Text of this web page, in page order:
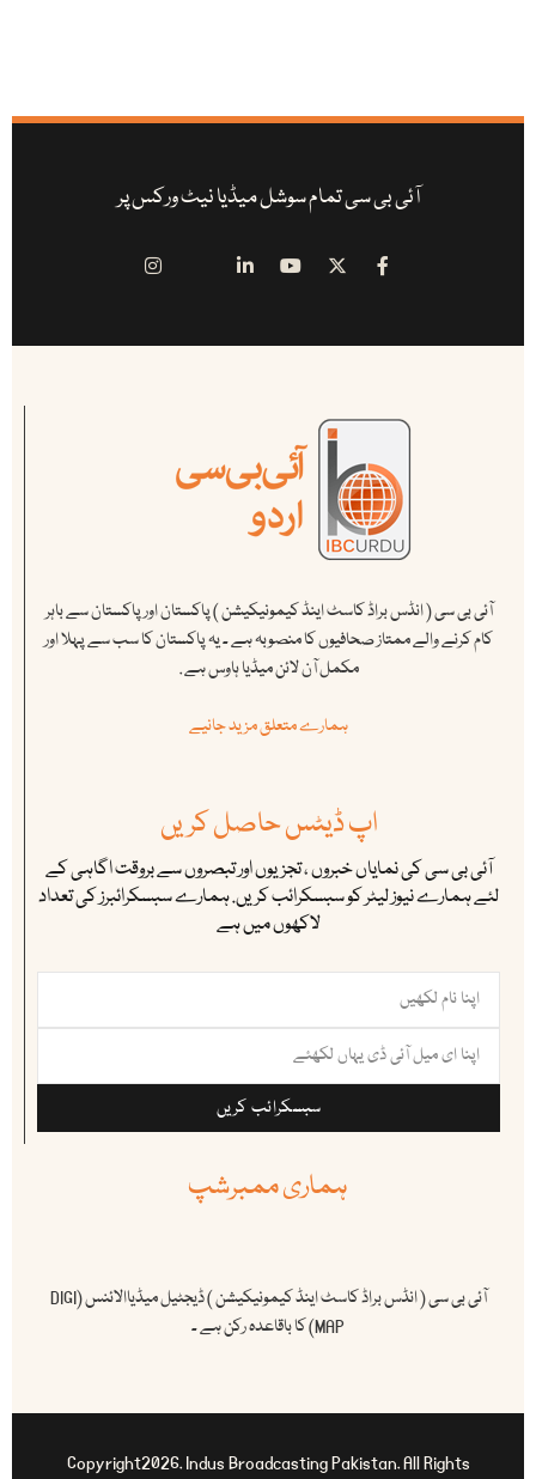
آئی بی سی تمام سوشل میڈیا نیٹ ورکس پر
آئی بی سی ( انڈس براڈ کاسٹ اینڈ کیمونیکیشن ) پاکستان اور پاکستان سے باہر
کام کرنے والے ممتاز صحافیوں کا منصوبہ ہے ۔ یہ پاکستان کا سب سے پہلا اور
مکمل آن لائن میڈیا ہاوس ہے .
ہمارے متعلق مزید جانیے
اپ ڈیٹس حاصل کریں
آئی بی سی کی نمایاں خبروں ، تجزیوں اور تبصروں سے بروقت اگاہی کے
لئے ہمارے نیوز لیٹر کو سبسکرائب کریں. ہمارے سبسکرائبرز کی تعداد
لاکھوں میں ہے
سبسکرائب کریں
ہماری ممبرشپ
آئی بی سی ( انڈس براڈ کاسٹ اینڈ کیمونیکیشن ) ڈیجٹیل میڈیاالائنس (DIGI
MAP) کا باقاعدہ رکن ہے ۔
Copyright2026. Indus Broadcasting Pakistan. All Rights